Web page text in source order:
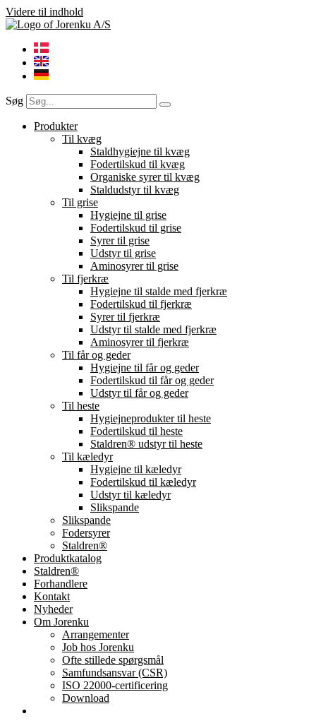
Videre til indhold
Søg
Produkter
Til kvæg
Staldhygiejne til kvæg
Fodertilskud til kvæg
Organiske syrer til kvæg
Staldudstyr til kvæg
Til grise
Hygiejne til grise
Fodertilskud til grise
Syrer til grise
Udstyr til grise
Aminosyrer til grise
Til fjerkræ
Hygiejne til stalde med fjerkræ
Fodertilskud til fjerkræ
Syrer til fjerkræ
Udstyr til stalde med fjerkræ
Aminosyrer til fjerkræ
Til får og geder
Hygiejne til får og geder
Fodertilskud til får og geder
Udstyr til får og geder
Til heste
Hygiejneprodukter til heste
Fodertilskud til heste
Staldren® udstyr til heste
Til kæledyr
Hygiejne til kæledyr
Fodertilskud til kæledyr
Udstyr til kæledyr
Slikspande
Slikspande
Fodersyrer
Staldren®
Produktkatalog
Staldren®
Forhandlere
Kontakt
Nyheder
Om Jorenku
Arrangementer
Job hos Jorenku
Ofte stillede spørgsmål
Samfundsansvar (CSR)
ISO 22000-certificering
Download